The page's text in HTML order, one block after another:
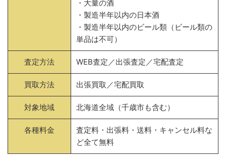
・大量の酒
・製造半年以内の日本酒
・製造半年以内のビール類（ビール類の
単品は不可）
査定方法 WEB査定／出張査定／宅配査定
買取方法 出張買取／宅配買取
対象地域 北海道全域（千歳市も含む）
各種料金
査定料・出張料・送料・キャンセル料な
ど全て無料